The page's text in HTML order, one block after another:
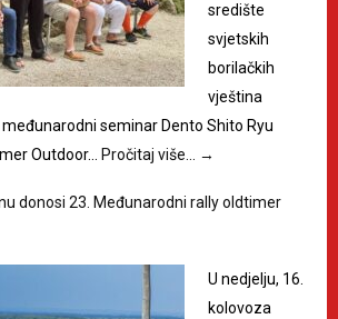
središte
svjetskih
borilačkih
vještina
seminar Dento Shito Ryu
Outdoor… Pročitaj više… →
donosi 23. Međunarodni rally oldtimer
U nedjelju, 16.
kolovoza